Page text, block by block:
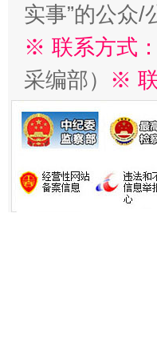
实事”的公众/
※ 联系方式：
采编部） ※ 联